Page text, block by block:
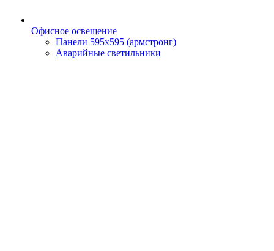
Офисное освещение
Панели 595х595 (армстронг)
Аварийные светильники